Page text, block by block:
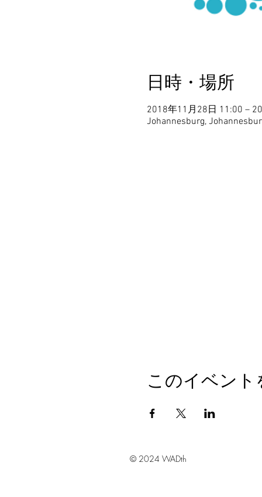
日時・場所
2018年11月28日 11:00 –
Johannesburg,
このイベント
© 2024 WADth